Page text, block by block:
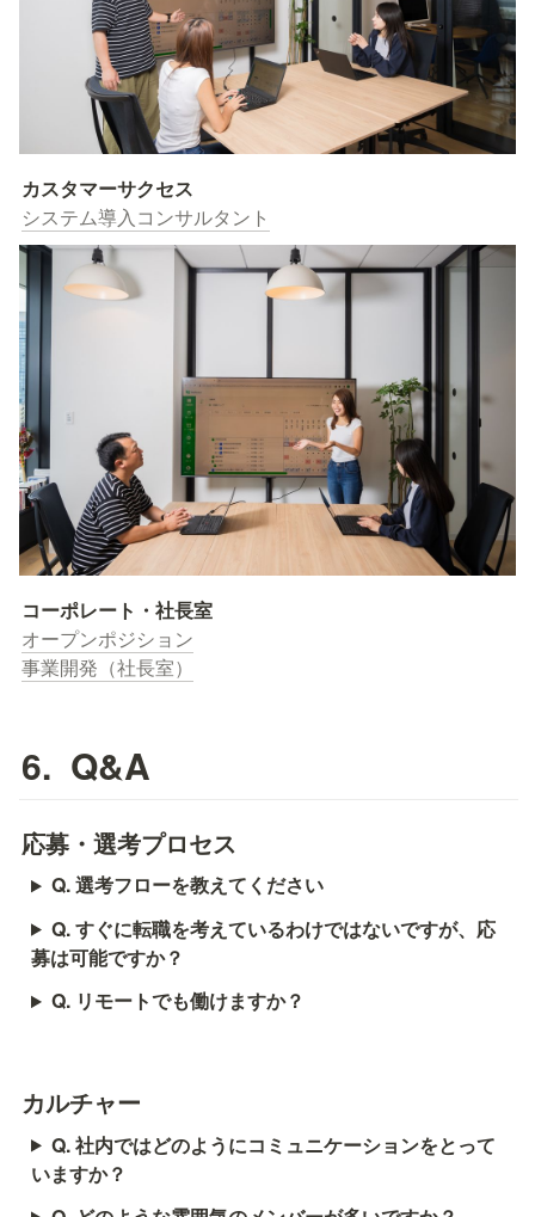
カスタマーサクセス
システム導入コンサルタント
コーポレート・社長室
事業開発（社長室）
6.  Q&A
応募・選考プロセス
Q. 選考フローを教えてください
Q. すぐに転職を考えているわけではないですが、応
募は可能ですか？
Q. リモートでも働けますか？
カルチャー
Q. 社内ではどのようにコミュニケーションをとって
いますか？